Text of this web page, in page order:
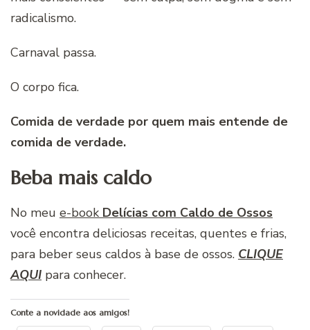
radicalismo.
Carnaval passa.
O corpo fica.
Comida de verdade por quem mais entende de
comida de verdade.
Beba mais caldo
No meu e-book Delícias com Caldo de Ossos
você encontra deliciosas receitas, quentes e frias,
para beber seus caldos à base de ossos. CLIQUE
AQUI para conhecer.
Conte a novidade aos amigos!